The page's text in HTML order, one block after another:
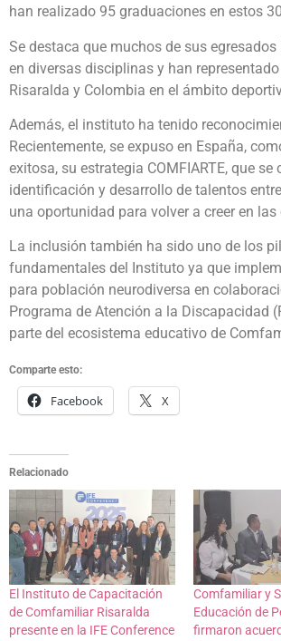
han realizado 95 graduaciones en estos
Se destaca que muchos de sus
en diversas disciplinas y han representado
Risaralda y Colombia en el ámbito
Además, el instituto ha tenido
Recientemente, se expuso en España,
exitosa, su estrategia COMFIARTE, que se
identificación y desarrollo de talentos
una oportunidad para volver a creer en
La inclusión también ha sido uno de los
fundamentales del Instituto ya que
para población neurodiversa en
Programa de Atención a la Discapacidad
parte del ecosistema educativo de
Comparte esto:
Facebook X
Relacionado
El Instituto de Capacitación
de Comfamiliar Risaralda
presente en la IFE Conference
Comfamiliar y
Educación de
firmaron